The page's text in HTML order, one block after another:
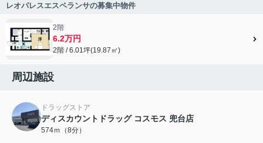
レオパレスエスペランサの募集中物件
2階
6.2万円
2階 / 6.01坪(19.87㎡)
周辺施設
ドラッグストア
ディスカウントドラッグ コスモス 兜台店
574ｍ（8分）